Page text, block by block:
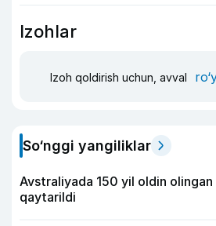
Izohlar
Izoh qoldirish uchun, avval
So‘nggi yangiliklar
Avstraliyada 150 yil oldin
qaytarildi